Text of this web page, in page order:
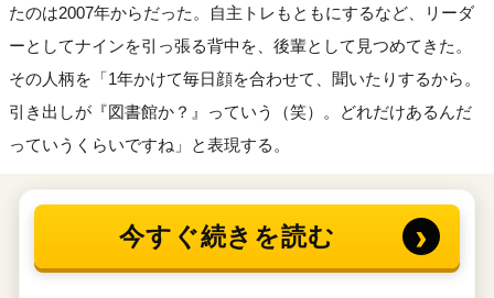
たのは2007年からだった。自主トレもともにするなど、リーダ
ーとしてナインを引っ張る背中を、後輩として見つめてきた。
その人柄を「1年かけて毎日顔を合わせて、聞いたりするから。
引き出しが『図書館か？』っていう（笑）。どれだけあるんだ
っていうくらいですね」と表現する。